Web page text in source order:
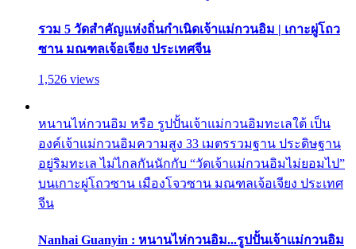
รวม 5 วัดสำคัญแห่งถิ่นกำเนิดเจ้าแม่กวนอิม | เกาะผู่โถว
ซาน มณฑลเจ้อเจียง ประเทศจีน
1,526 views
หนานไห่กวนอิม หรือ รูปปั้นเจ้าแม่กวนอิมทะเลใต้ เป็น
องค์เจ้าแม่กวนอิมความสูง 33 เมตรรวมฐาน ประดิษฐาน
อยู่ริมทะเล ไม่ไกลกันนักกับ “วัดเจ้าแม่กวนอิมไม่ยอมไป”
บนเกาะผู่โถวซาน เมืองโจวซาน มณฑลเจ้อเจียง ประเทศ
จีน
Nanhai Guanyin : หนานไห่กวนอิม...รูปปั้นเจ้าแม่กวนอิม